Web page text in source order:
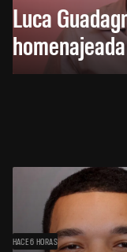
Luca
HACE 6 HORAS